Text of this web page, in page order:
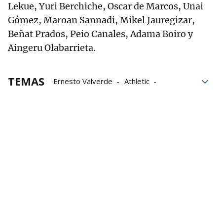
Lekue, Yuri Berchiche, Oscar de Marcos, Unai
Gómez, Maroan Sannadi, Mikel Jauregizar,
Beñat Prados, Peio Canales, Adama Boiro y
Aingeru Olabarrieta.
TEMAS Ernesto Valverde
Athletic